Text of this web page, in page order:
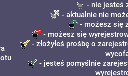
- nie jesteś
- aktualnie nie
- możesz się
- możesz się
- złożyłeś prośbę o
- jesteś pomyślnie